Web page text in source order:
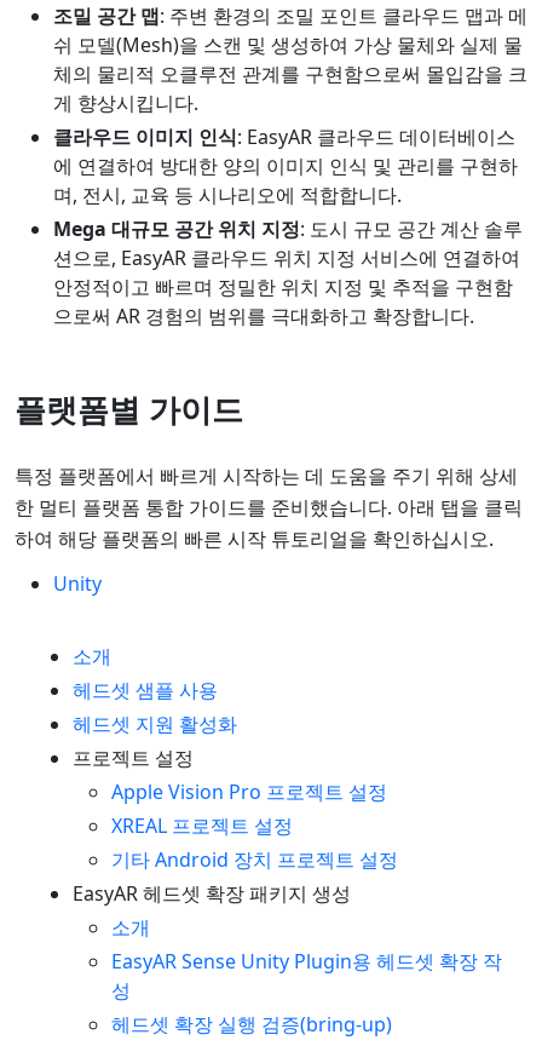
조밀 공간 맵: 주변 환경의 조밀 포인트 클라우드 맵과 메
쉬 모델(Mesh)을 스캔 및 생성하여 가상 물체와 실제 물
체의 물리적 오클루전 관계를 구현함으로써 몰입감을 크
게 향상시킵니다.
클라우드 이미지 인식: EasyAR 클라우드 데이터베이스
에 연결하여 방대한 양의 이미지 인식 및 관리를 구현하
며, 전시, 교육 등 시나리오에 적합합니다.
Mega 대규모 공간 위치 지정: 도시 규모 공간 계산 솔루
션으로, EasyAR 클라우드 위치 지정 서비스에 연결하여
안정적이고 빠르며 정밀한 위치 지정 및 추적을 구현함
으로써 AR 경험의 범위를 극대화하고 확장합니다.
플랫폼별 가이드
특정 플랫폼에서 빠르게 시작하는 데 도움을 주기 위해 상세
한 멀티 플랫폼 통합 가이드를 준비했습니다. 아래 탭을 클릭
하여 해당 플랫폼의 빠른 시작 튜토리얼을 확인하십시오.
Unity
소개
헤드셋 샘플 사용
헤드셋 지원 활성화
프로젝트 설정
Apple Vision Pro 프로젝트 설정
XREAL 프로젝트 설정
기타 Android 장치 프로젝트 설정
EasyAR 헤드셋 확장 패키지 생성
소개
EasyAR Sense Unity Plugin용 헤드셋 확장 작
성
헤드셋 확장 실행 검증(bring-up)